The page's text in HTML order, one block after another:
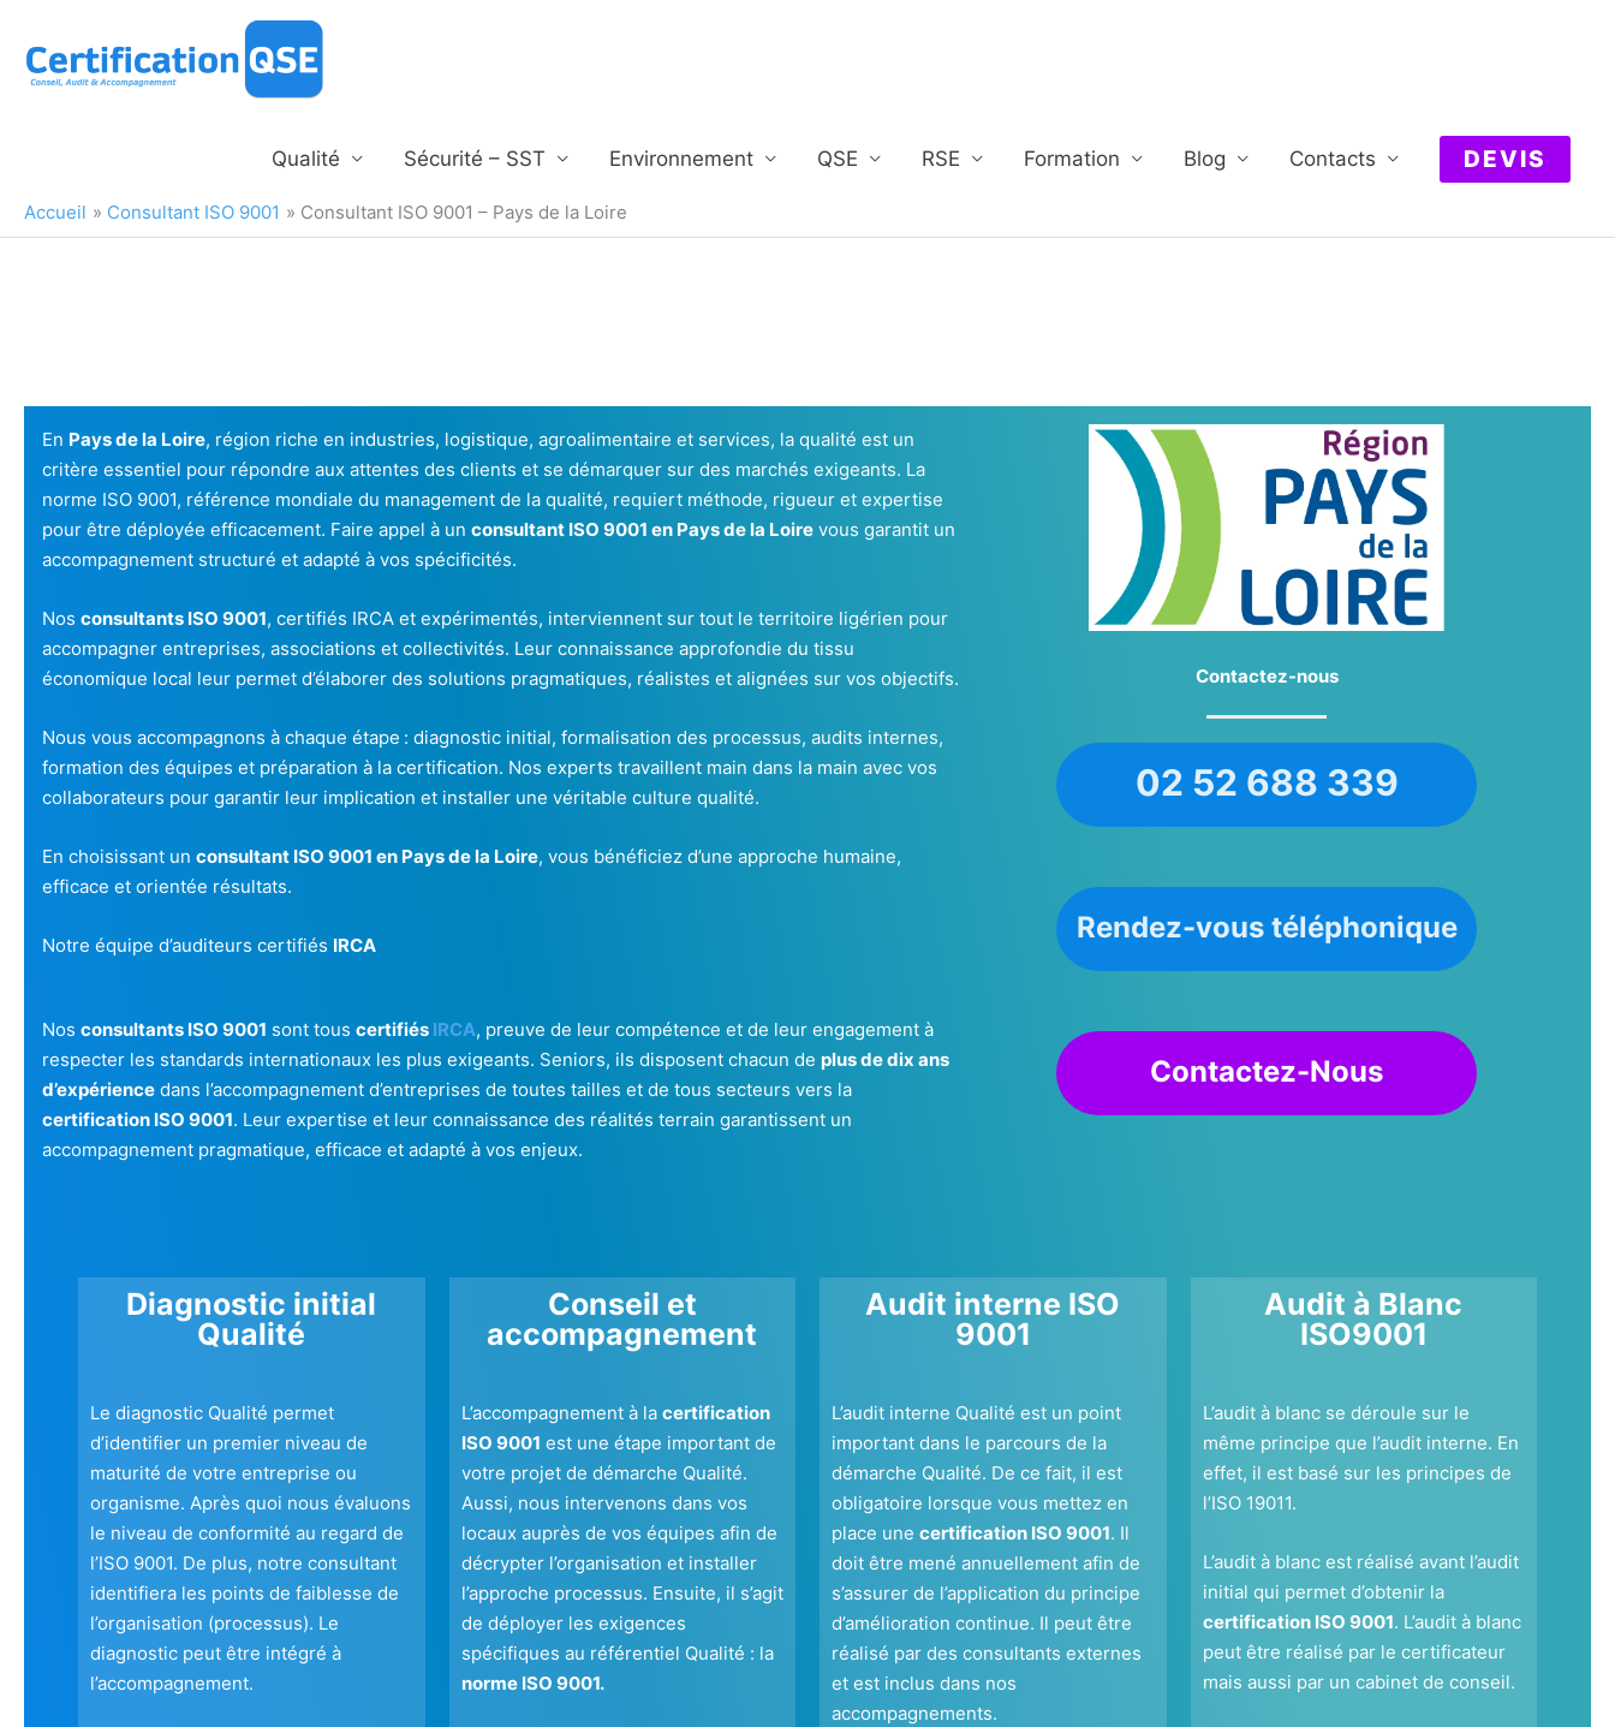
contenu
Qualité Sécurité – SST Environnement QSE RSE Formation Blog Contacts DEVIS
Accueil Consultant ISO 9001 Consultant ISO 9001 – Pays de la Loire
En Pays de la Loire, région riche en industries, logistique, agroalimentaire et services, la qualité est un
critère essentiel pour répondre aux attentes des clients et se démarquer sur des marchés exigeants. La
norme ISO 9001, référence mondiale du management de la qualité, requiert méthode, rigueur et expertise
pour être déployée efficacement. Faire appel à un consultant ISO 9001 en Pays de la Loire vous garantit un
accompagnement structuré et adapté à vos spécificités.
Nos consultants ISO 9001, certifiés IRCA et expérimentés, interviennent sur tout le territoire ligérien pour
accompagner entreprises, associations et collectivités. Leur connaissance approfondie du tissu
économique local leur permet d’élaborer des solutions pragmatiques, réalistes et alignées sur vos objectifs.
Nous vous accompagnons à chaque étape : diagnostic initial, formalisation des processus, audits internes,
formation des équipes et préparation à la certification. Nos experts travaillent main dans la main avec vos
collaborateurs pour garantir leur implication et installer une véritable culture qualité.
En choisissant un consultant ISO 9001 en Pays de la Loire, vous bénéficiez d’une approche humaine,
efficace et orientée résultats.
Notre équipe d’auditeurs certifiés IRCA
Nos consultants ISO 9001 sont tous certifiés IRCA, preuve de leur compétence et de leur engagement à
respecter les standards internationaux les plus exigeants. Seniors, ils disposent chacun de plus de dix ans
d’expérience dans l’accompagnement d’entreprises de toutes tailles et de tous secteurs vers la
certification ISO 9001. Leur expertise et leur connaissance des réalités terrain garantissent un
accompagnement pragmatique, efficace et adapté à vos enjeux.
Contactez-nous
02 52 688 339
Rendez-vous téléphonique
Contactez-Nous
Diagnostic initial
Qualité
Le diagnostic Qualité permet
d’identifier un premier niveau de
maturité de votre entreprise ou
organisme. Après quoi nous évaluons
le niveau de conformité au regard de
l’ISO 9001. De plus, notre consultant
identifiera les points de faiblesse de
l’organisation (processus). Le
diagnostic peut être intégré à
l’accompagnement.
Conseil et
accompagnement
L’accompagnement à la certification
ISO 9001 est une étape important de
votre projet de démarche Qualité.
Aussi, nous intervenons dans vos
locaux auprès de vos équipes afin de
décrypter l’organisation et installer
l’approche processus. Ensuite, il s’agit
de déployer les exigences
spécifiques au référentiel Qualité : la
norme ISO 9001.
Audit interne ISO
9001
L’audit interne Qualité est un point
important dans le parcours de la
démarche Qualité. De ce fait, il est
obligatoire lorsque vous mettez en
place une certification ISO 9001. Il
doit être mené annuellement afin de
s’assurer de l’application du principe
d’amélioration continue. Il peut être
réalisé par des consultants externes
et est inclus dans nos
accompagnements.
Audit à Blanc
ISO9001
L’audit à blanc se déroule sur le
même principe que l’audit interne. En
effet, il est basé sur les principes de
l’ISO 19011.
L’audit à blanc est réalisé avant l’audit
initial qui permet d’obtenir la
certification ISO 9001. L’audit à blanc
peut être réalisé par le certificateur
mais aussi par un cabinet de conseil.